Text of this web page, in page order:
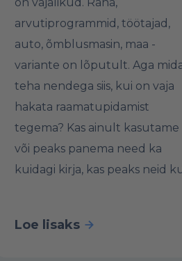
arvutiprogrammid, töötajad,
auto, õmblusmasin, maa -
variante on lõputult. Aga
teha nendega siis, kui on vaja
hakata raamatupidamist
tegema? Kas ainult kasutame
või peaks panema need ka
kuidagi kirja, kas peaks neid
Loe lisaks